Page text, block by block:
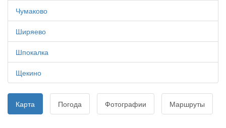
Чумаково
Ширяево
Шпокалка
Щекино
Карта Погода Фотографии Маршруты